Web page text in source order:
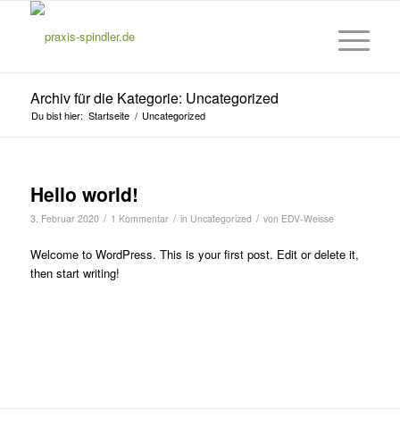
Archiv für die Kategorie: Uncategorized
Du bist hier: Startseite / Uncategorized
Hello world!
3. Februar 2020 / 1 Kommentar / in Uncategorized / von EDV-Weisse
Welcome to WordPress. This is your first post. Edit or delete it,
then start writing!